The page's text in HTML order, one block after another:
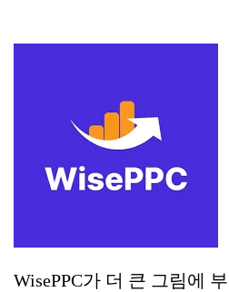
WisePPC가 더 큰 그림에